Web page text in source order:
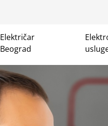
Električar
Beograd